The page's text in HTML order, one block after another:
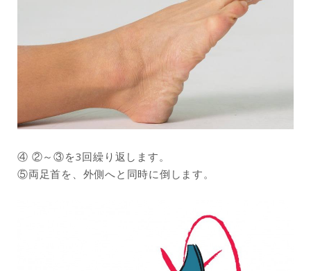
④ ②～③を3回繰り返します。
⑤両足首を、外側へと同時に倒します。